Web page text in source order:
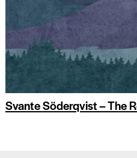
Svante Söderqvist – The